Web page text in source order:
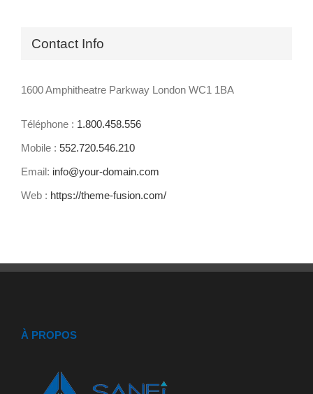
Contact Info
1600 Amphitheatre Parkway London WC1 1BA
Téléphone : 1.800.458.556
Mobile : 552.720.546.210
Email: info@your-domain.com
Web : https://theme-fusion.com/
À PROPOS